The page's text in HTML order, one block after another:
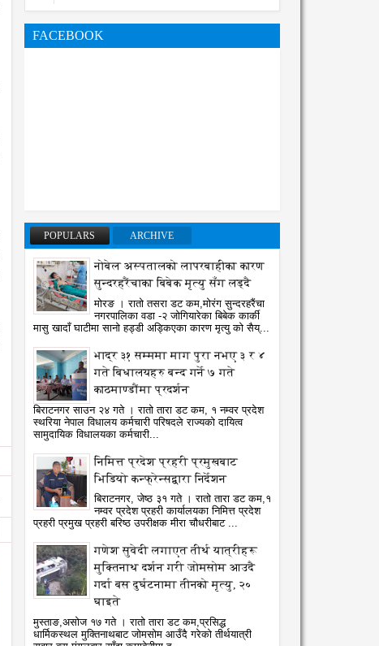
Aug
2026 05 Aug
FACEBOOK
POPULARS ARCHIVE
नोबेल अस्पतालको लापरबाहीका कारण
सुन्दरहरैंचाका बिबेक मृत्यु सँग लड्दै
मोरङ । रातो तसरा डट कम,मोरंग सुन्दरहरैंचा
नगरपालिका वडा -२ जोगियारेका बिबेक कार्की
मासु खादाँ घाटीमा सानो हड्डी अड्किएका कारण मृत्यु को सैय्...
भाद्र ३१ सम्ममा माग पुरा नभए ३ र ४
गते बिधालयहरु बन्द गर्ने ७ गते
काठमाण्डौंमा प्रदर्शन
बिराटनगर साउन २४ गते । रातो तारा डट कम, १ नम्वर प्रदेश
स्थरिया नेपाल विधालय कर्मचारी परिषदले राज्यको दायित्व
सामुदायिक विधालयका कर्मचारी...
निमित्त प्रदेश प्रहरी प्रमुखबाट
भिडियो कन्फ्रेन्सद्वारा निर्देशन
बिराटनगर, जेष्ठ ३१ गते । रातो तारा डट कम,१
नम्वर प्रदेश प्रहरी कार्यालयका निमित्त प्रदेश
प्रहरी प्रमुख प्रहरी बरिष्ठ उपरीक्षक मीरा चौधरीबाट ...
गणेश सुवेदी लगाएत तीर्थ यात्रीहरू
मुक्तिनाथ दर्शन गरी जोमसोम आउदै
गर्दा बस दुर्घटनामा तीनको मृत्यु, २०
घाइते
मुस्ताङ,असोज १७ गते । रातो तारा डट कम,प्रसिद्ध
धार्मिकस्थल मुक्तिनाथबाट जोमसोम आउँदै गरेको तीर्थयात्री